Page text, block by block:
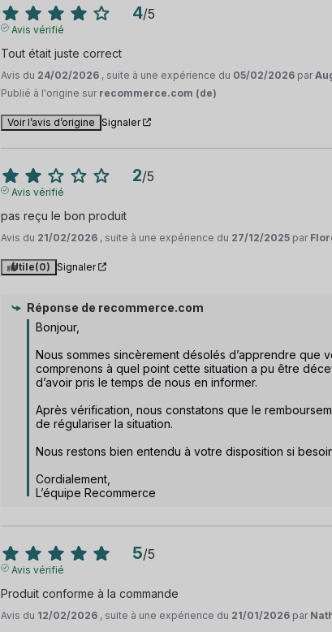
4/5
Avis vérifié
Tout était juste correct
Avis du 24/02/2026 , suite à une expérience du 05/02/2026 par
Publié à l'origine sur recommerce.com (de)
Voir l’avis d’origine Signaler
2/5
Avis vérifié
pas reçu le bon produit
Avis du 21/02/2026 , suite à une expérience du 27/12/2025 par
Utile(0) Signaler
Réponse de recommerce.com
Bonjour,
Nous sommes sincèrement désolés d’apprendre que
comprenons à quel point cette situation a pu être
d’avoir pris le temps de nous en informer.
Après vérification, nous constatons que le
de régulariser la situation.
Nous restons bien entendu à votre disposition si
Cordialement,
L’équipe Recommerce
5/5
Avis vérifié
Produit conforme à la commande
Avis du 12/02/2026 , suite à une expérience du 21/01/2026 par